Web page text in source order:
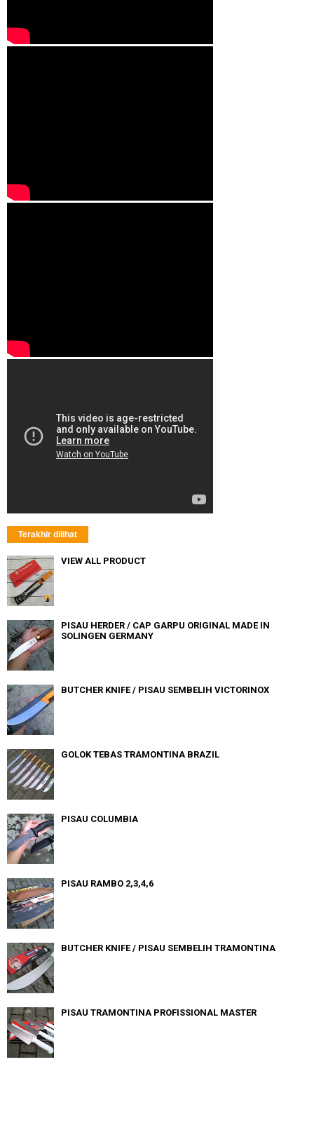
Terakhir dilihat
VIEW ALL PRODUCT
PISAU HERDER / CAP GARPU ORIGINAL MADE IN
SOLINGEN GERMANY
BUTCHER KNIFE / PISAU SEMBELIH VICTORINOX
GOLOK TEBAS TRAMONTINA BRAZIL
PISAU COLUMBIA
PISAU RAMBO 2,3,4,6
BUTCHER KNIFE / PISAU SEMBELIH TRAMONTINA
PISAU TRAMONTINA PROFISSIONAL MASTER